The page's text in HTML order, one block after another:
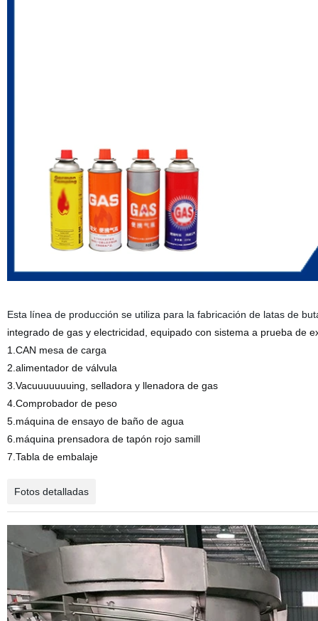
Esta línea de producción se utiliza para la fabricación de latas de
integrado de gas y electricidad, equipado con sistema a prueba de
1.CAN mesa de carga
2.alimentador de válvula
3.Vacuuuuuuuing, selladora y llenadora de gas
4.Comprobador de peso
5.máquina de ensayo de baño de agua
6.máquina prensadora de tapón rojo samill
7.Tabla de embalaje
Fotos detalladas